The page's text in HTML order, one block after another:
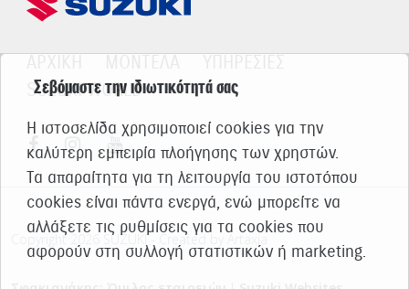
SUZUKI WORLD
Copyright 2026 SUZUKI - Created by Artaxia
Σεβόμαστε την ιδιωτικότητά σας
Η ιστοσελίδα χρησιμοποιεί cookies για την
καλύτερη εμπειρία πλοήγησης των χρηστών.
Τα απαραίτητα για τη λειτουργία του ιστοτόπου
cookies είναι πάντα ενεργά, ενώ μπορείτε να
αλλάξετε τις ρυθμίσεις για τα cookies που
αφορούν στη συλλογή στατιστικών ή marketing.